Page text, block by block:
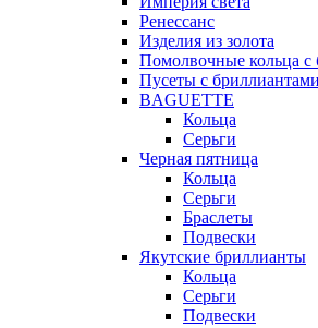
Ренессанс
Изделия из золота
Помолвочные кольца с
Пусеты с бриллиантами
BAGUETTE
Кольца
Серьги
Черная пятница
Кольца
Серьги
Браслеты
Подвески
Якутские бриллианты
Кольца
Серьги
Подвески